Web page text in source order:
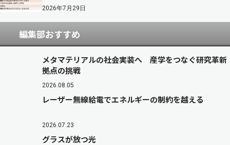
2026年7月29日
編集部おすすめ
メタマテリアルの社会実装へ 産学をつなぐ研究革新
拠点の挑戦
2026.08.05
レーザー無線給電でエネルギーの制約を越える
2026.07.23
グラスが放つ光